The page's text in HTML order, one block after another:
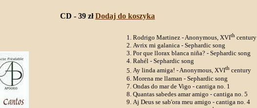
CD - 39 złDodaj do koszyka
Rodrigo Martinez - Anonymous, XVIthcentury
Avrix mi galanica - Sephardic song
Por que llorax blanca niña? - Sephardic song
Rahél - Sephardic song
Ay linda amiga! - Anonymous, XVIthcentury
Morena me llaman - Sephardic song
Ondas do mar de Vigo - cantiga no. 1
Quantas sabedes amar amigo - cantiga no. 5
Aj Deus se sab'ora meu amigo - cantiga no. 4